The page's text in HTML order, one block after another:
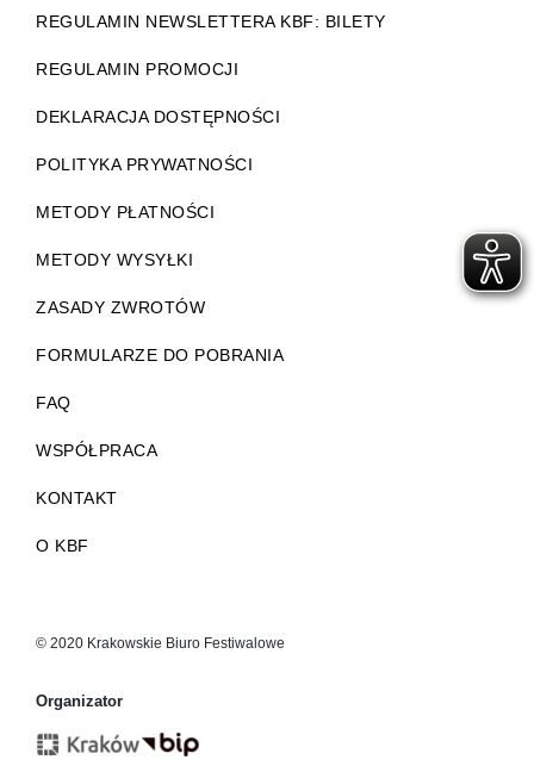
REGULAMIN NEWSLETTERA KBF: BILETY
REGULAMIN PROMOCJI
DEKLARACJA DOSTĘPNOŚCI
POLITYKA PRYWATNOŚCI
METODY PŁATNOŚCI
METODY WYSYŁKI
ZASADY ZWROTÓW
FORMULARZE DO POBRANIA
FAQ
WSPÓŁPRACA
KONTAKT
O KBF
© 2020 Krakowskie Biuro Festiwalowe
Organizator